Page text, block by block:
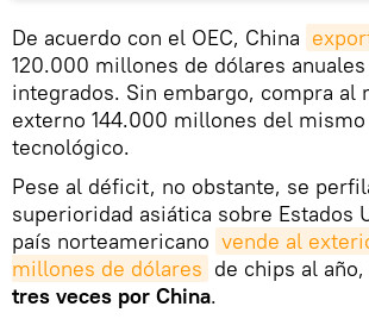
De acuerdo con el OEC, China
120.000 millones de dólares
integrados. Sin embargo, compra al
externo 144.000 millones del
tecnológico.
Pese al déficit, no obstante, se
superioridad asiática sobre Estados
país norteamericano vende al
millones de dólares de chips al año,
tres veces por China.